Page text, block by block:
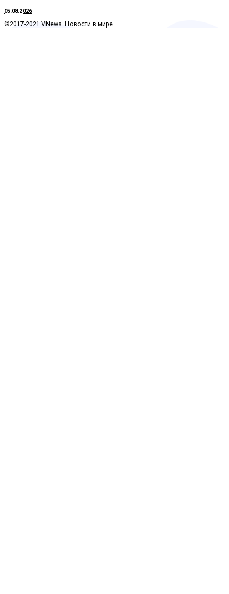
05.08.2026
©2017-2021 VNews. Новости в мире.